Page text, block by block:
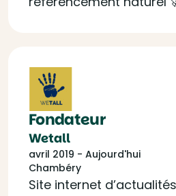
Fondateur
Wetall
avril 2019 - Aujourd'hui
Chambéry
Site internet